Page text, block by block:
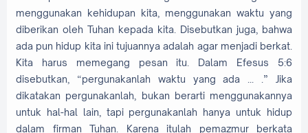
menggunakan kehidupan kita, menggunakan waktu yang
diberikan oleh Tuhan kepada kita. Disebutkan juga, bahwa
ada pun hidup kita ini tujuannya adalah agar menjadi berkat.
Kita harus memegang pesan itu. Dalam Efesus 5:6
disebutkan, “pergunakanlah waktu yang ada ... .” Jika
dikatakan pergunakanlah, bukan berarti menggunakannya
untuk hal-hal lain, tapi pergunakanlah hanya untuk hidup
dalam firman Tuhan. Karena itulah pemazmur berkata